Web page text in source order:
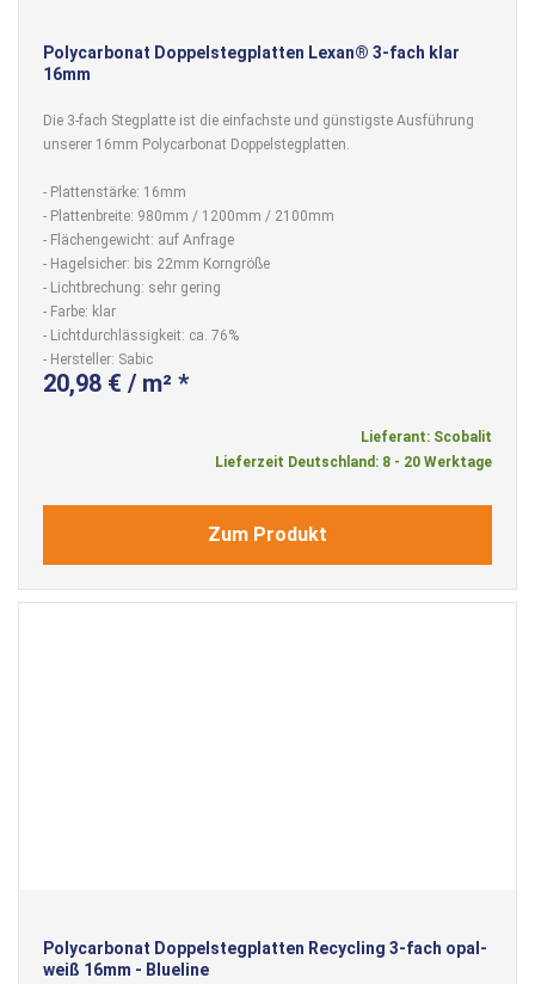
Polycarbonat Doppelstegplatten Lexan® 3-fach klar
16mm
Die 3-fach Stegplatte ist die einfachste und günstigste Ausführung
unserer 16mm Polycarbonat Doppelstegplatten.
- Plattenstärke: 16mm
- Plattenbreite: 980mm / 1200mm / 2100mm
- Flächengewicht: auf Anfrage
- Hagelsicher: bis 22mm Korngröße
- Lichtbrechung: sehr gering
- Farbe: klar
- Lichtdurchlässigkeit: ca. 76%
- Hersteller: Sabic
20,98 € / m² *
Lieferant: Scobalit
Lieferzeit Deutschland: 8 - 20 Werktage
Zum Produkt
Polycarbonat Doppelstegplatten Recycling 3-fach opal-
weiß 16mm - Blueline